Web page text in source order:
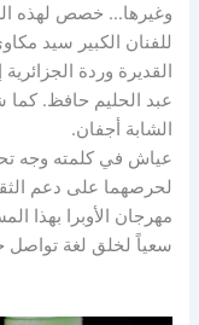
وغيرها… خصص لهذه
للفنان الكبير سيد
القديرة وردة
عبد الحليم حافظ. كما
الشابة أجفان.
عياش في كلمته وجه
لحرصهما على دعم
مهرجان الأوبرا بهذا
سعياً لخلق لغة تواصل